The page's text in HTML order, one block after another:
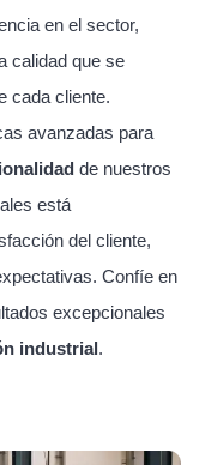
en el sector,
calidad que se
cada cliente.
avanzadas para
de nuestros
está
del cliente,
Confíe en
excepcionales
industrial.